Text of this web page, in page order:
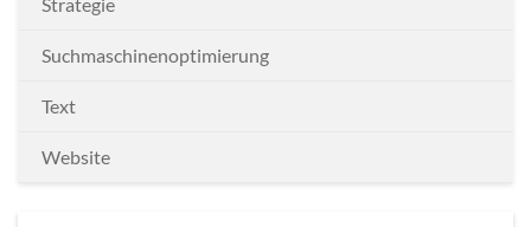
Strategie
Suchmaschinenoptimierung
Text
Website